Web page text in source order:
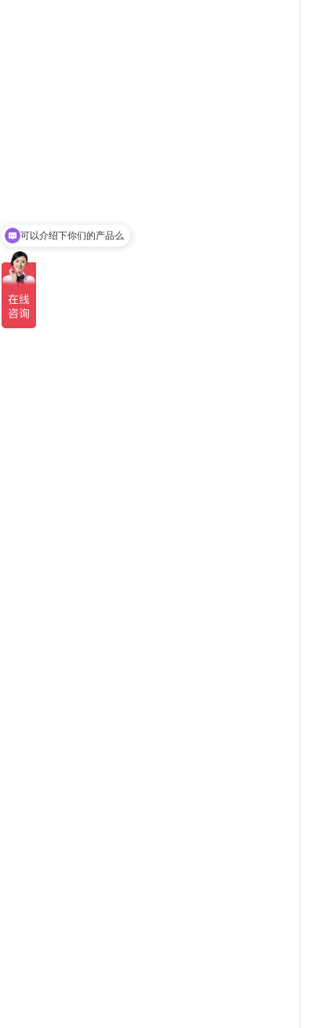
你们是怎么收费的呢